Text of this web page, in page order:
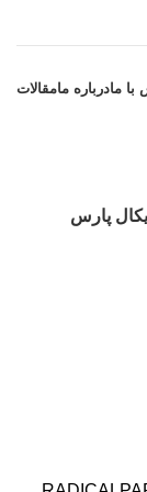
با مادرباره مامقالات
پارس